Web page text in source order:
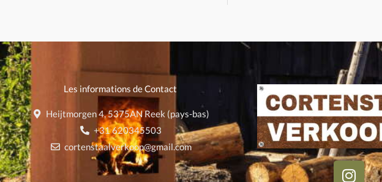
Les informations de Contact
Heijtmorgen 4, 5375AN Reek (pays-bas)
+31 620345503
cortenstaalverkoop@gmail.com
I